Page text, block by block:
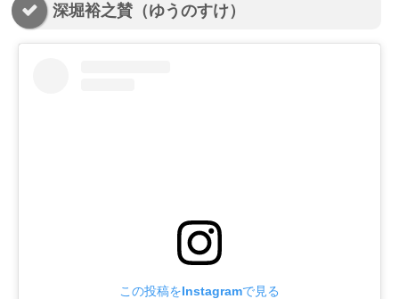
深堀裕之賛（ゆうのすけ）
この投稿をInstagramで見る